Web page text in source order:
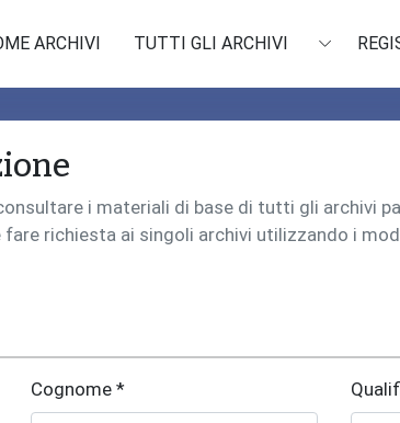
ARCHIVI TUTTI GLI ARCHIVI
i materiali di base di tutti gli archivi
richiesta ai singoli archivi utilizzando i
Cognome *